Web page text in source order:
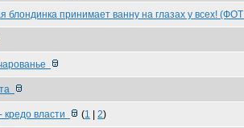
принимает ванну на глазах у всех! (ФОТ
власти (1 2)